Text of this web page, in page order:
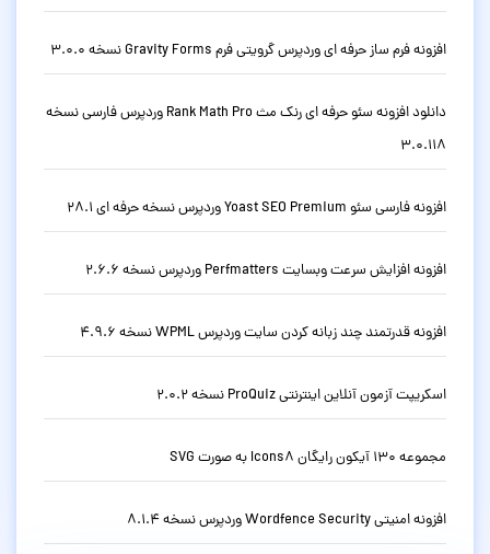
افزونه فرم ساز حرفه ای وردپرس گرویتی فرم Gravity Forms نسخه 3.0.0
دانلود افزونه سئو حرفه ای رنک مث Rank Math Pro وردپرس فارسی نسخه
3.0.118
افزونه فارسی سئو Yoast SEO Premium وردپرس نسخه حرفه ای 28.1
افزونه افزایش سرعت وبسایت Perfmatters وردپرس نسخه 2.6.6
افزونه قدرتمند چند زبانه کردن سایت وردپرس WPML نسخه 4.9.6
اسکریپت آزمون آنلاین اینترنتی ProQuiz نسخه 2.0.2
مجموعه 130 آیکون رایگان Icons8 به صورت SVG
افزونه امنیتی Wordfence Security وردپرس نسخه 8.1.4